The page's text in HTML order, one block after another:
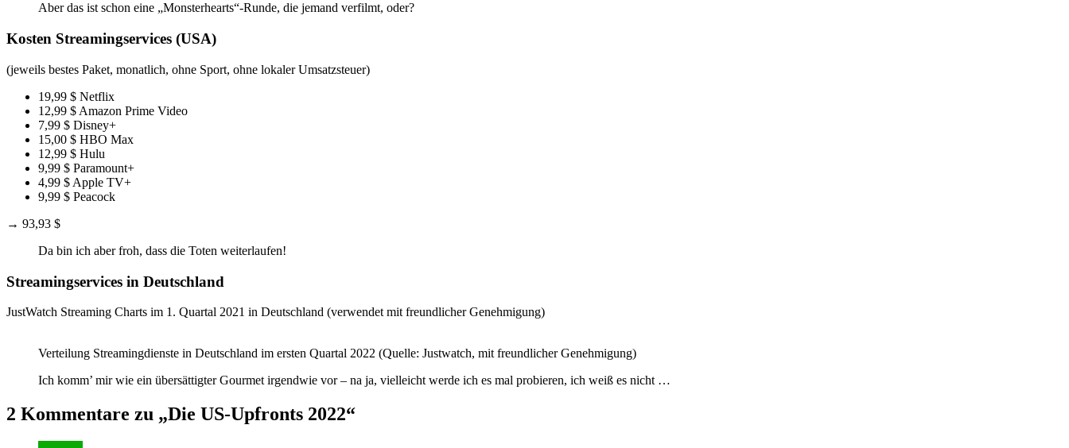
Aber das ist schon eine „Monsterhearts“-Runde, die jemand verfilmt, oder?
Kosten Streamingservices (USA)
(jeweils bestes Paket, monatlich, ohne Sport, ohne lokaler Umsatzsteuer)
19,99 $ Netflix
12,99 $ Amazon Prime Video
7,99 $ Disney+
15,00 $ HBO Max
12,99 $ Hulu
9,99 $ Paramount+
4,99 $ Apple TV+
9,99 $ Peacock
→ 93,93 $
Da bin ich aber froh, dass die Toten weiterlaufen!
Streamingservices in Deutschland
JustWatch Streaming Charts im 1. Quartal 2021 in Deutschland (verwendet mit freundlicher Genehmigung)
Verteilung Streamingdienste in Deutschland im ersten Quartal 2022 (Quelle: Justwatch, mit freundlicher Genehmigung)
Ich komm’ mir wie ein übersättigter Gourmet irgendwie vor – na ja, vielleicht werde ich es mal probieren, ich weiß es nicht …
2 Kommentare zu „Die US-Upfronts 2022“